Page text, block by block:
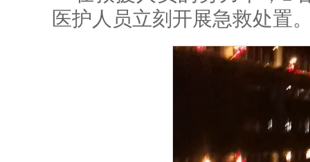
医护人员立刻开展急救处置